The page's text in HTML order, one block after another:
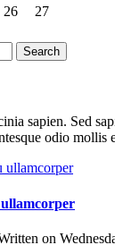
26
27
sapien. Sed
odio mollis
on